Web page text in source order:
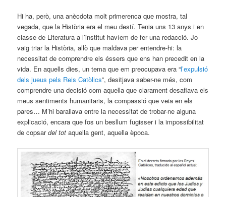
Hi ha, però, una anècdota molt primerenca que mostra, tal
vegada, que la Història era el meu destí. Tenia uns 13 anys i en
classe de Literatura a l’institut havíem de fer una redacció. Jo
vaig triar la Història, allò que maldava per entendre-hi: la
necessitat de comprendre els éssers que ens han precedit en la
vida. En aquells dies, un tema que em preocupava era “l’expulsió
dels jueus pels Reis Catòlics”, desitjava saber-ne més, com
comprendre una decisió com aquella que clarament desafiava els
meus sentiments humanitaris, la compassió que veia en els
pares… M’hi barallava entre la necessitat de trobar-ne alguna
explicació, encara que fos un besllum fugisser i la impossibilitat
de copsardel tot aquella gent, aquella època.